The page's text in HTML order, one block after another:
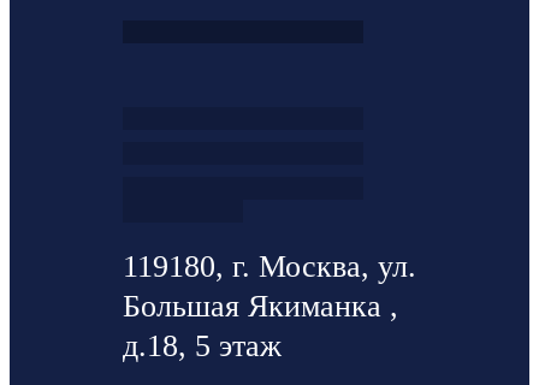
119180, г. Москва, ул.
Большая Якиманка ,
д.18, 5 этаж